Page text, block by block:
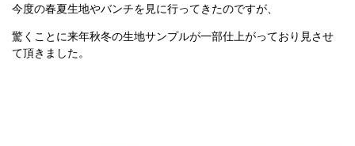
今度の春夏生地やバンチを見に行ってきたのですが、
驚くことに来年秋冬の生地サンプルが一部仕上がっており見させ
て頂きました。